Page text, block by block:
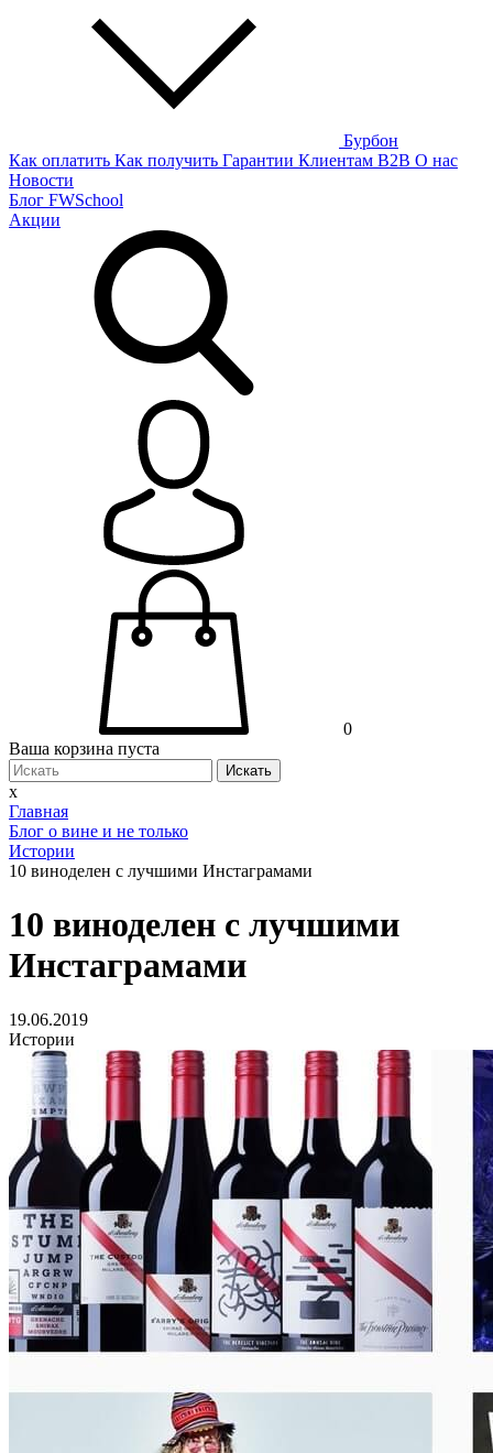
Бурбон
Как оплатить Как получить Гарантии Клиентам B2B О нас
Новости
Блог FWSchool
Акции
0
Ваша корзина пуста
Искать
x
Главная
Блог о вине и не только
Истории
10 виноделен с лучшими Инстаграмами
10 виноделен с лучшими
Инстаграмами
19.06.2019
Истории